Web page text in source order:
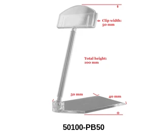
50100-PB50